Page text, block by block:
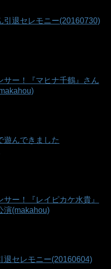
引退セレモニー(20160730)
サー！『マヒナ千鶴』さん
遊んできました
ー！『レイピカケ水貴』
演(makahou)
退セレモニー(20160604)